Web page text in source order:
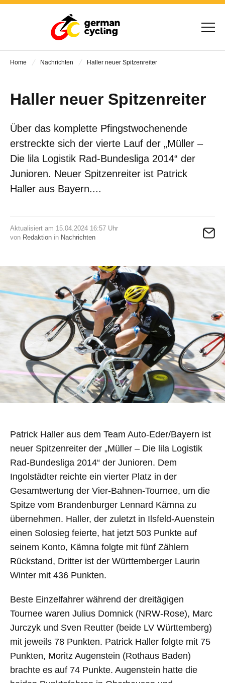
Home Nachrichten Haller neuer Spitzenreiter
Haller neuer Spitzenreiter
Über das komplette Pfingstwochenende
erstreckte sich der vierte Lauf der „Müller –
Die lila Logistik Rad-Bundesliga 2014“ der
Junioren. Neuer Spitzenreiter ist Patrick
Haller aus Bayern....
Aktualisiert am 15.04.2024 16:57 Uhr
von Redaktion in Nachrichten
Patrick Haller aus dem Team Auto-Eder/Bayern ist
neuer Spitzenreiter der „Müller – Die lila Logistik
Rad-Bundesliga 2014“ der Junioren. Dem
Ingolstädter reichte ein vierter Platz in der
Gesamtwertung der Vier-Bahnen-Tournee, um die
Spitze vom Brandenburger Lennard Kämna zu
übernehmen. Haller, der zuletzt in Ilsfeld-Auenstein
einen Solosieg feierte, hat jetzt 503 Punkte auf
seinem Konto, Kämna folgte mit fünf Zählern
Rückstand, Dritter ist der Württemberger Laurin
Winter mit 436 Punkten.
Beste Einzelfahrer während der dreitägigen
Tournee waren Julius Domnick (NRW-Rose), Marc
Jurczyk und Sven Reutter (beide LV Württemberg)
mit jeweils 78 Punkten. Patrick Haller folgte mit 75
Punkten, Moritz Augenstein (Rothaus Baden)
brachte es auf 74 Punkte. Augenstein hatte die